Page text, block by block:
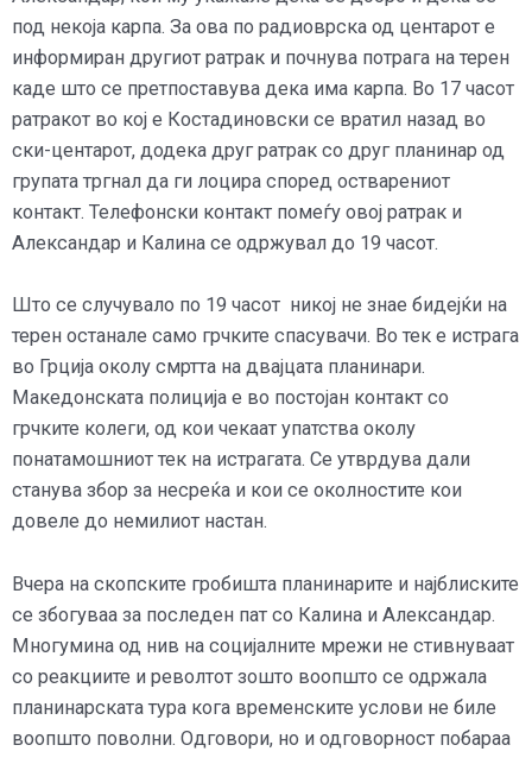
под некоја карпа. За ова по радиоврска од центарот е
информиран другиот ратрак и почнува потрага на терен
каде што се претпоставува дека има карпа. Во 17 часот
ратракот во кој е Костадиновски се вратил назад во
ски-центарот, додека друг ратрак со друг планинар од
групата тргнал да ги лоцира според остварениот
контакт. Телефонски контакт помеѓу овој ратрак и
Александар и Калина се одржувал до 19 часот.
Што се случувало по 19 часот никој не знае бидејќи на
терен останале само грчките спасувачи. Во тек е истрага
во Грција околу смртта на двајцата планинари.
Македонската полиција е во постојан контакт со
грчките колеги, од кои чекаат упатства околу
понатамошниот тек на истрагата. Се утврдува дали
станува збор за несреќа и кои се околностите кои
довеле до немилиот настан.
Вчера на скопските гробишта планинарите и најблиските
се збогуваа за последен пат со Калина и Александар.
Многумина од нив на социјалните мрежи не стивнуваат
со реакциите и револтот зошто воопшто се одржала
планинарската тура кога временските услови не биле
воопшто поволни. Одговори, но и одговорност побараа